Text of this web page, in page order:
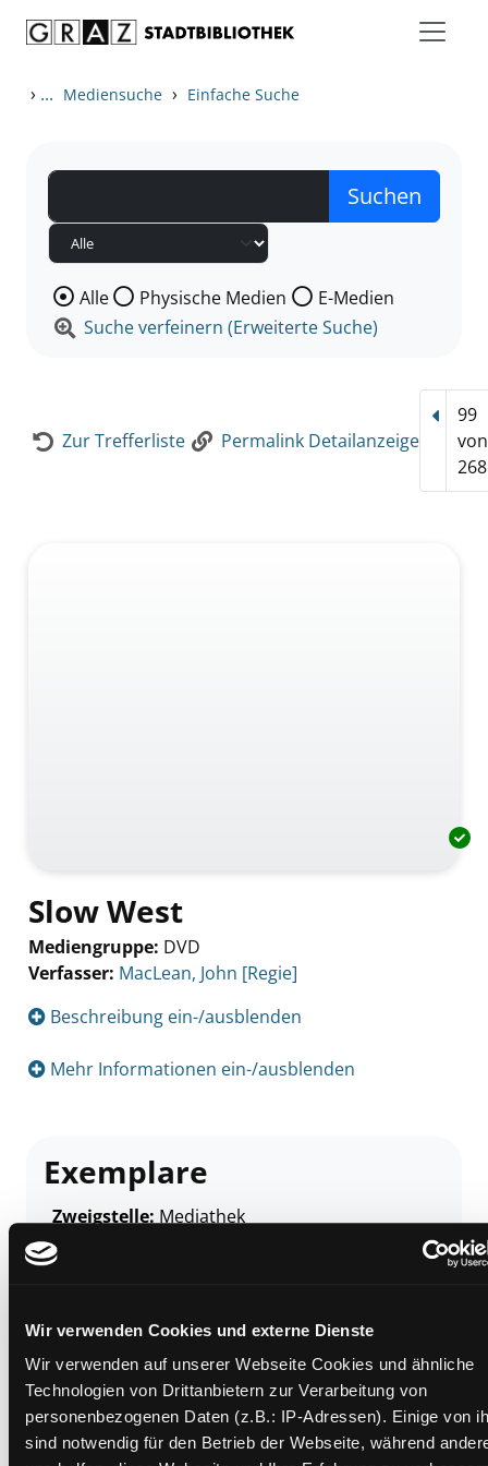
Wir verwenden Cookies und externe Dienste
Wir verwenden auf unserer Webseite Cookies und ähnliche
Technologien von Drittanbietern zur Verarbeitung von
personenbezogenen Daten (z.B.: IP-Adressen). Einige von
sind notwendig für den Betrieb der Webseite, während
› ... Mediensuche › Einfache Suche
Wählen Sie die Medienart nach der Sie suchen wollen.
Alle Physische Medien
E-Medien
Suche verfeinern (Erweiterte Suche)
Zur Trefferliste Permalink Detailanzeige
99
von
268
Slow West
Mediengruppe: DVD
Verfasser: Suche nach diesem Verfasser
MacLean, John [Regie]
Beschreibung ein-/ausblenden
Mehr Informationen ein-/ausblenden
Exemplare
Zweigstelle: Mediathek
Signatur:
Vorbestellungen:0
Mediengruppe: DVD
Frist:
Barcode:1613SB00091